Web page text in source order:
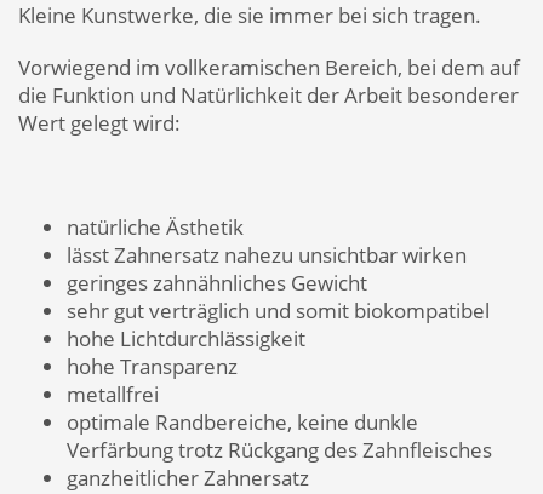
Kleine Kunstwerke, die sie immer bei sich tragen.
Vorwiegend im vollkeramischen Bereich, bei dem auf
die Funktion und Natürlichkeit der Arbeit besonderer
Wert gelegt wird:
natürliche Ästhetik
lässt Zahnersatz nahezu unsichtbar wirken
geringes zahnähnliches Gewicht
sehr gut verträglich und somit biokompatibel
hohe Lichtdurchlässigkeit
hohe Transparenz
metallfrei
optimale Randbereiche, keine dunkle
Verfärbung trotz Rückgang des Zahnfleisches
ganzheitlicher Zahnersatz